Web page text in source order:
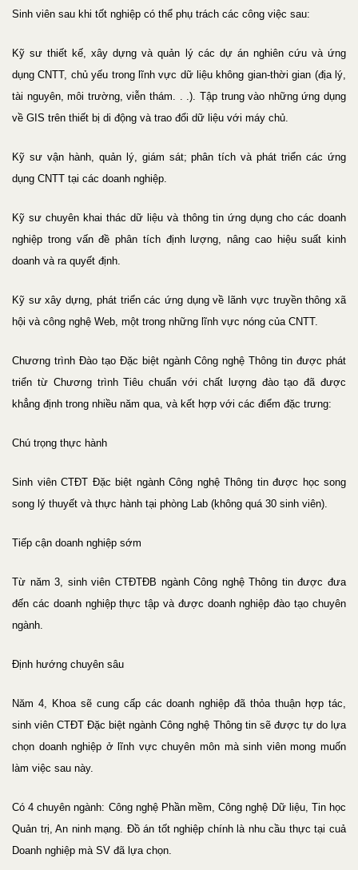
Sinh viên sau khi tốt nghiệp có thể phụ trách các công việc sau:
Kỹ sư thiết kế, xây dựng và quản lý các dự án nghiên cứu và ứng
dụng CNTT, chủ yếu trong lĩnh vực dữ liệu không gian-thời gian (địa lý,
tài nguyên, môi trường, viễn thám. . .). Tập trung vào những ứng dụng
về GIS trên thiết bị di động và trao đổi dữ liệu với máy chủ.
Kỹ sư vận hành, quản lý, giám sát; phân tích và phát triển các ứng
dụng CNTT tại các doanh nghiệp.
Kỹ sư chuyên khai thác dữ liệu và thông tin ứng dụng cho các doanh
nghiệp trong vấn đề phân tích định lượng, nâng cao hiệu suất kinh
doanh và ra quyết định.
Kỹ sư xây dựng, phát triển các ứng dụng về lãnh vực truyền thông xã
hội và công nghệ Web, một trong những lĩnh vực nóng của CNTT.
Chương trình Đào tạo Đặc biệt ngành Công nghệ Thông tin được phát
triển từ Chương trình Tiêu chuẩn với chất lượng đào tạo đã được
khẳng định trong nhiều năm qua, và kết hợp với các điểm đặc trưng:
Chú trọng thực hành
Sinh viên CTĐT Đặc biệt ngành Công nghệ Thông tin được học song
song lý thuyết và thực hành tại phòng Lab (không quá 30 sinh viên).
Tiếp cận doanh nghiệp sớm
Từ năm 3, sinh viên CTĐTĐB ngành Công nghệ Thông tin được đưa
đến các doanh nghiệp thực tập và được doanh nghiệp đào tạo chuyên
ngành.
Định hướng chuyên sâu
Năm 4, Khoa sẽ cung cấp các doanh nghiệp đã thỏa thuận hợp tác,
sinh viên CTĐT Đặc biệt ngành Công nghệ Thông tin sẽ được tự do lựa
chọn doanh nghiệp ở lĩnh vực chuyên môn mà sinh viên mong muốn
làm việc sau này.
Có 4 chuyên ngành: Công nghệ Phần mềm, Công nghệ Dữ liệu, Tin học
Quản trị, An ninh mạng. Đồ án tốt nghiệp chính là nhu cầu thực tại cuả
Doanh nghiệp mà SV đã lựa chọn.